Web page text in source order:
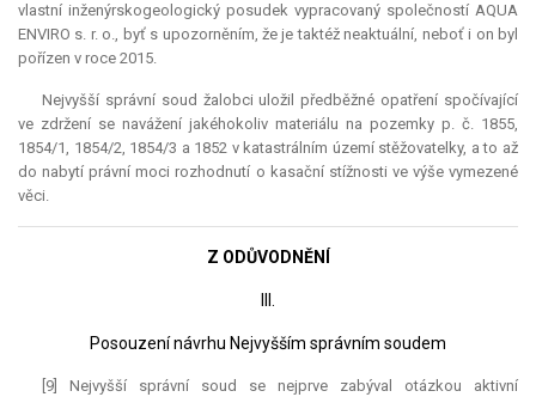
vlastní inženýrskogeologický posudek vypracovaný společností AQUA
ENVIRO s. r. o., byť s upozorněním, že je taktéž neaktuální, neboť i on byl
pořízen v roce 2015.
Nejvyšší správní soud žalobci uložil předběžné opatření spočívající
ve zdržení se navážení jakéhokoliv materiálu na pozemky p. č. 1855,
1854/1, 1854/2, 1854/3 a 1852 v katastrálním území stěžovatelky, a to až
do nabytí právní moci rozhodnutí o kasační stížnosti ve výše vymezené
věci.
Z ODŮVODNĚNÍ
III.
Posouzení návrhu Nejvyšším správním soudem
[9] Nejvyšší správní soud se nejprve zabýval otázkou aktivní